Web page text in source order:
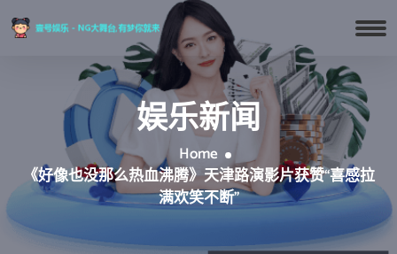
娱乐新闻
Home
《好像也没那么热血沸腾》天津路演影片获赞“喜感拉
满欢笑不断”